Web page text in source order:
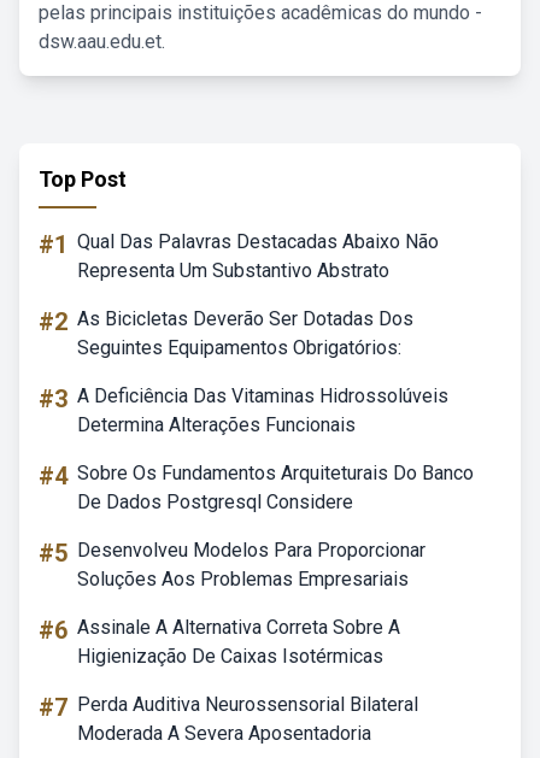
pelas principais instituições acadêmicas do mundo -
dsw.aau.edu.et.
Top Post
#1 Qual Das Palavras Destacadas Abaixo Não
Representa Um Substantivo Abstrato
#2 As Bicicletas Deverão Ser Dotadas Dos
Seguintes Equipamentos Obrigatórios:
#3 A Deficiência Das Vitaminas Hidrossolúveis
Determina Alterações Funcionais
#4 Sobre Os Fundamentos Arquiteturais Do Banco
De Dados Postgresql Considere
#5 Desenvolveu Modelos Para Proporcionar
Soluções Aos Problemas Empresariais
#6 Assinale A Alternativa Correta Sobre A
Higienização De Caixas Isotérmicas
#7 Perda Auditiva Neurossensorial Bilateral
Moderada A Severa Aposentadoria